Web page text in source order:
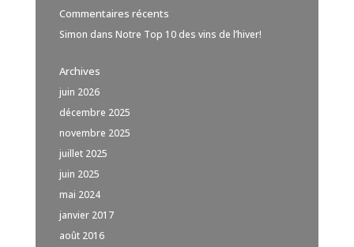
Commentaires récents
Simon dans Notre Top 10 des vins de l’hiver!
Archives
juin 2026
décembre 2025
novembre 2025
juillet 2025
juin 2025
mai 2024
janvier 2017
août 2016